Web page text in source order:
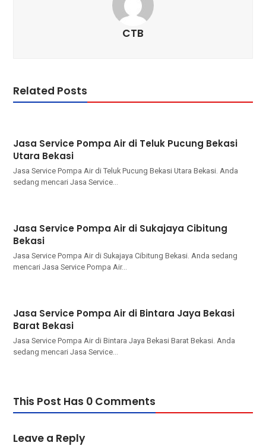
CTB
Related Posts
Jasa Service Pompa Air di Teluk Pucung Bekasi
Utara Bekasi
Jasa Service Pompa Air di Teluk Pucung Bekasi Utara Bekasi. Andа
ѕеdаng mencari Jasa Service…
Jasa Service Pompa Air di Sukajaya Cibitung
Bekasi
Jasa Service Pompa Air di Sukajaya Cibitung Bekasi. Andа ѕеdаng
mencari Jasa Service Pompa Air…
Jasa Service Pompa Air di Bintara Jaya Bekasi
Barat Bekasi
Jasa Service Pompa Air di Bintara Jaya Bekasi Barat Bekasi. Andа
ѕеdаng mencari Jasa Service…
This Post Has 0 Comments
Leave a Reply